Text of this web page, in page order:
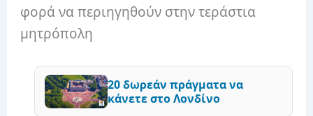
φορά να περιηγηθούν στην τεράστια
μητρόπολη
20 δωρεάν πράγματα να
κάνετε στο Λονδίνο